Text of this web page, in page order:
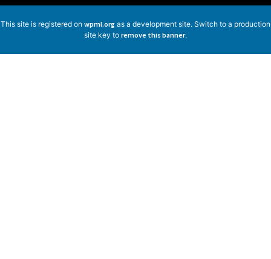
This site is registered on wpml.org as a development site. Switch to a production
site key to remove this banner.